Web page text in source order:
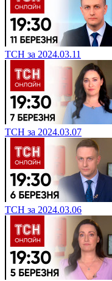
ТСН за 2024.03.11
ТСН за 2024.03.07
ТСН за 2024.03.06